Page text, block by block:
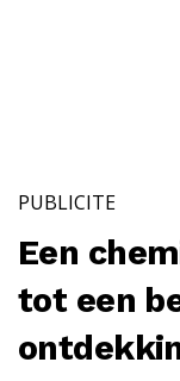
PUBLICITE
Een
tot een